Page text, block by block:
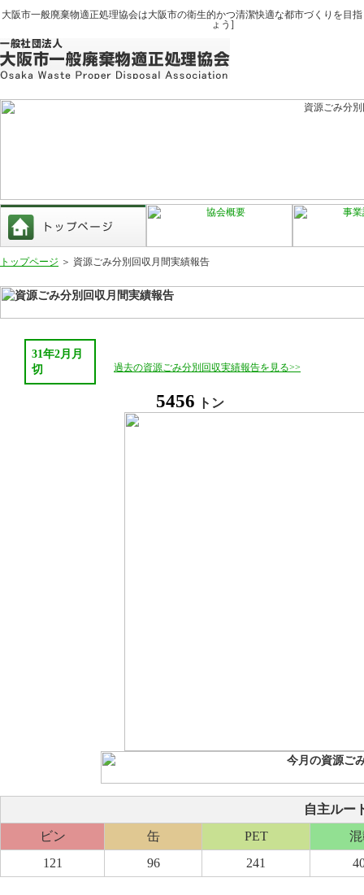
大阪市一般廃棄物適正処理協会は大阪市の衛生的かつ清潔快適な都市づくりを目
ょう]
トップページ ＞ 資源ごみ分別回収月間実績報告
31年2月月
切
過去の資源ごみ分別回収実績報告を見る>>
5456 トン
自主ルー
ビン
缶 PET
121
96 241